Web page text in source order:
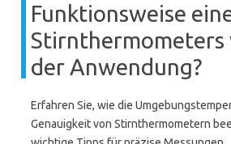
Funktionsweise
Stirnthermometers
der Anwendung?
Erfahren Sie, wie die
Genauigkeit von Stirnthermometern